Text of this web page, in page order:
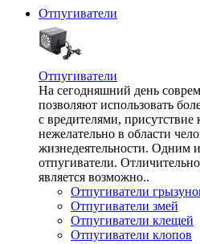
Отпугиватели
Отпугиватели
На сегодняшний день
позволяют использовать
с вредителями, присутствие
нежелательно в области
жизнедеятельности. Одним
отпугиватели.
является возможно..
Отпугиватели
Отпугиватели змей
Отпугиватели клещей
Отпугиватели клопов